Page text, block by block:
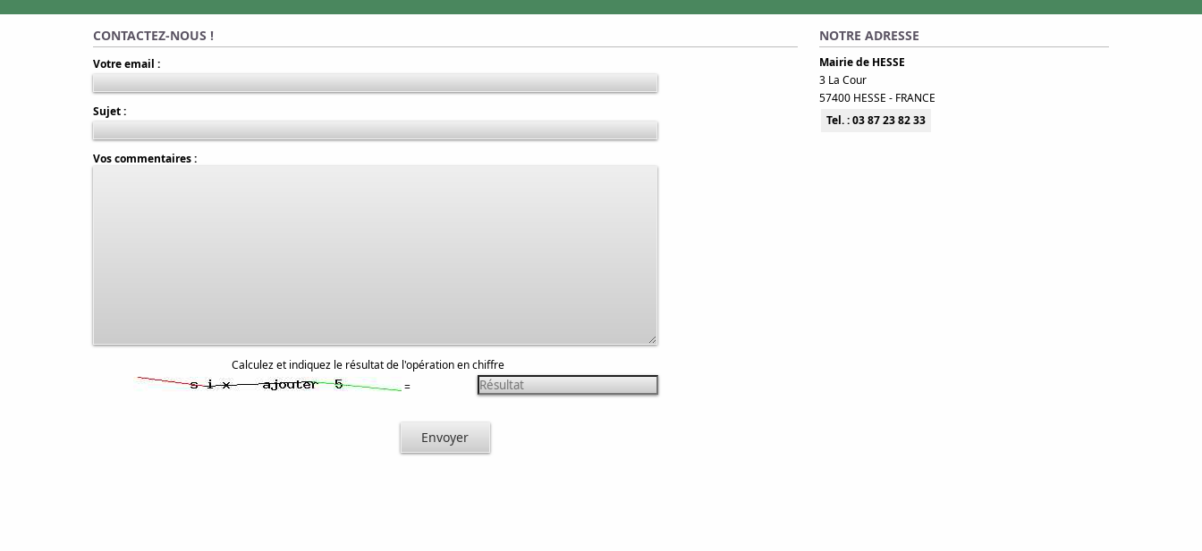
CONTACTEZ-NOUS !
Votre email :
Sujet :
Vos commentaires :
Calculez et indiquez le résultat de l'opération en chiffre
=
NOTRE ADRESSE
Mairie de HESSE
3 La Cour
57400 HESSE - FRANCE
Tel. : 03 87 23 82 33